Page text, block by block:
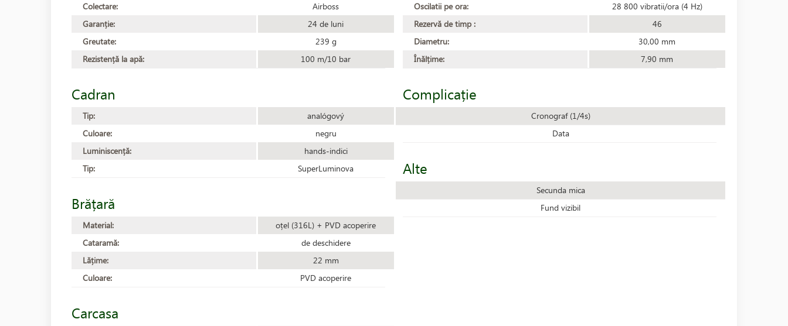
Colectare:
Airboss
Garanție:
24 de luni
Greutate:
239 g
Rezistență la apă:
100 m/10 bar
Cadran
Tip:
analógový
Culoare:
negru
Luminiscență:
hands-indici
Tip:
SuperLuminova
Brățară
Material:
oțel (316L) + PVD acoperire
Cataramă:
de deschidere
Lățime:
22 mm
Culoare:
PVD acoperire
Carcasa
Oscilatii pe ora:
28 800 vibratii/ora (4 Hz)
Rezervă de timp :
46
Diametru:
30,00 mm
Înălțime:
7,90 mm
Complicație
Cronograf (1/4s)
Data
Alte
Secunda mica
Fund vizibil